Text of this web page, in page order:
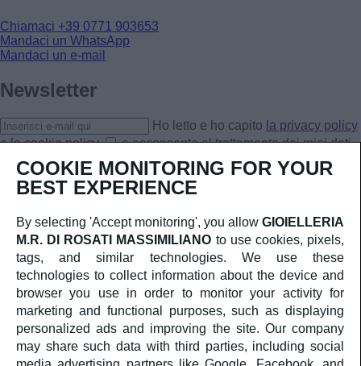
Chiamaci +39 0771 903653
Mandaci un WhatsApp
Mandaci un e-mail
Newsletter
Ho letto e ho capito la privacy policy
e la cookie policy
e acconsento al trattamento dei miei dati
Iscriviti
CHI SIAMO
SERVIZIO CLIENTI
CONTATTI
TERMINI E CONDIZIONI DI VENDITA
RESI & RIMBORSI
SOCIAL
FACEBOOK
INSTAGRAM
AREA LEGALE
PRIVACY POLICY
COOKIES POLICY
COOKIE MONITORING FOR YOUR
BEST EXPERIENCE
By selecting 'Accept monitoring', you allow GIOIELLERIA
M.R. DI ROSATI MASSIMILIANO to use cookies, pixels,
tags, and similar technologies. We use these
technologies to collect information about the device and
browser you use in order to monitor your activity for
marketing and functional purposes, such as displaying
personalized ads and improving the site. Our company
may share such data with third parties, including social